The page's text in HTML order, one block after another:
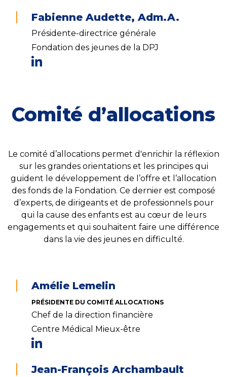
Fabienne Audette, Adm.A.
Présidente-directrice générale
Fondation des jeunes de la DPJ
Comité d’allocations
Le comité d’allocations permet d'enrichir la réflexion
sur les grandes orientations et les principes qui
guident le développement de l’offre et l’allocation
des fonds de la Fondation. Ce dernier est composé
d’experts, de dirigeants et de professionnels pour
qui la cause des enfants est au cœur de leurs
engagements et qui souhaitent faire une différence
dans la vie des jeunes en difficulté.
Amélie Lemelin
PRÉSIDENTE DU COMITÉ ALLOCATIONS
Chef de la direction financière
Centre Médical Mieux-être
Jean-François Archambault